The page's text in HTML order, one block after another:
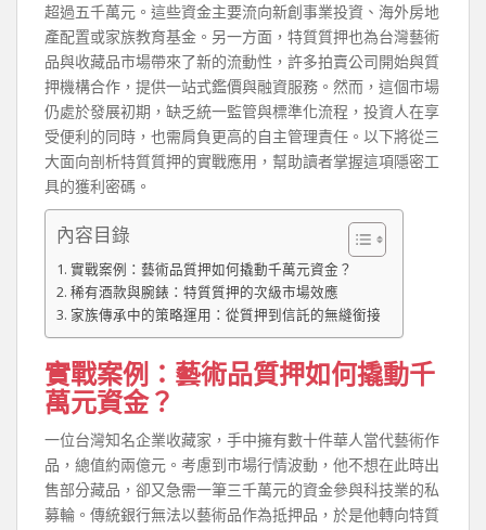
超過五千萬元。這些資金主要流向新創事業投資、海外房地
產配置或家族教育基金。另一方面，特質質押也為台灣藝術
品與收藏品市場帶來了新的流動性，許多拍賣公司開始與質
押機構合作，提供一站式鑑價與融資服務。然而，這個市場
仍處於發展初期，缺乏統一監管與標準化流程，投資人在享
受便利的同時，也需肩負更高的自主管理責任。以下將從三
大面向剖析特質質押的實戰應用，幫助讀者掌握這項隱密工
具的獲利密碼。
內容目錄
實戰案例：藝術品質押如何撬動千萬元資金？
稀有酒款與腕錶：特質質押的次級市場效應
家族傳承中的策略運用：從質押到信託的無縫銜接
實戰案例：藝術品質押如何撬動千
萬元資金？
一位台灣知名企業收藏家，手中擁有數十件華人當代藝術作
品，總值約兩億元。考慮到市場行情波動，他不想在此時出
售部分藏品，卻又急需一筆三千萬元的資金參與科技業的私
募輪。傳統銀行無法以藝術品作為抵押品，於是他轉向特質